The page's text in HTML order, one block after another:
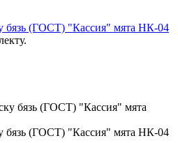
бязь (ГОСТ) "Кассия" мята НК-04
бязь (ГОСТ) "Кассия" мята НК-04